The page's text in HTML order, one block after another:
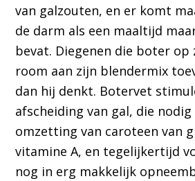
van galzouten, en er komt
de darm als een maaltijd
bevat. Diegenen die boter
room aan zijn blendermix
dan hij denkt. Botervet
afscheiding van gal, die
omzetting van caroteen van
vitamine A, en tegelijkertijd
nog in erg makkelijk